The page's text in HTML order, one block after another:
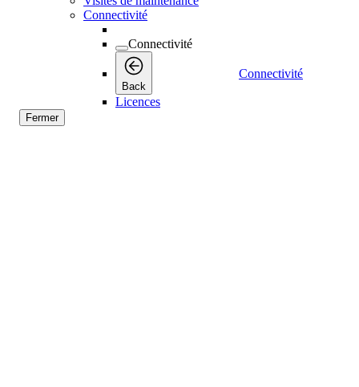
Connectivité
Connectivité
Back
Connectivité
Licences
Fermer